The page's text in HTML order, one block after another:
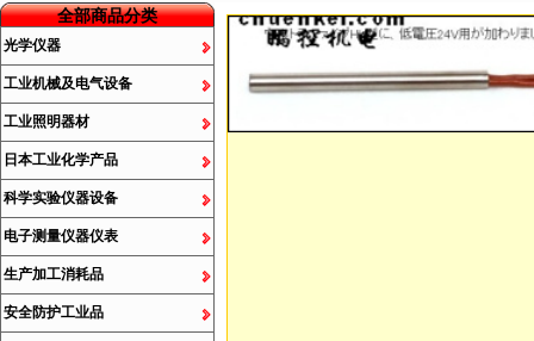
全部商品分类
光学仪器
工业机械及电气设备
工业照明器材
日本工业化学产品
科学实验仪器设备
电子测量仪器仪表
生产加工消耗品
安全防护工业品